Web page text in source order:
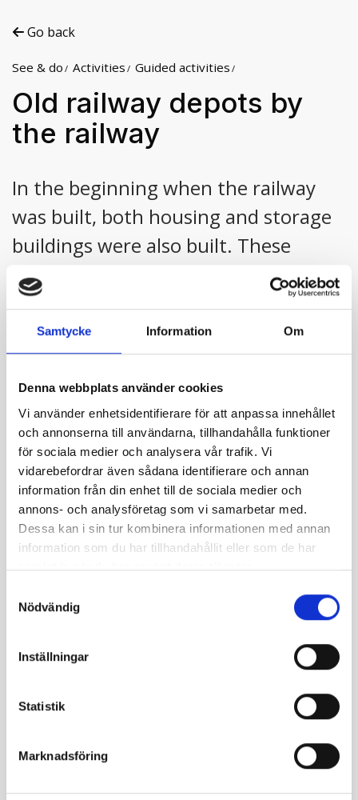
Samtycke Information Om
Denna webbplats använder cookies
Vi använder enhetsidentifierare för att anpassa innehållet
och annonserna till användarna, tillhandahålla funktioner
för sociala medier och analysera vår trafik. Vi
vidarebefordrar även sådana identifierare och annan
information från din enhet till de sociala medier och
annons- och analysföretag som vi samarbetar med.
Dessa kan i sin tur kombinera informationen med annan
information som du har tillhandahållit eller som de har
samlat in när du har använt deras tjänster.
Nödvändig
Inställningar
Statistik
Marknadsföring
Go back
See & do Activities Guided activities
Old railway depots by
the railway
In the beginning when the railway
was built, both housing and storage
buildings were also built. These
storage building remain and are still
in use.
In the year 1923, J.E. Sjöberg from Stensele is a freight
forwarding company and he also built warehouses by
started a hardware store in Storuman. Behind the
forwarding company, SJ had storage, a workshop and a
small smithy. The blacksmith who worked there was
called Vigner Johansson.
Read more
−